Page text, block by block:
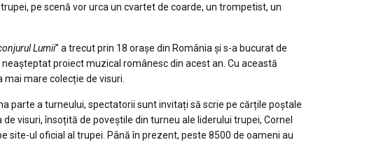
pe scenă vor urca un cvartet de coarde, un trompetist, un
Lumii” a trecut prin 18 orașe din România şi s-a bucurat de
proiect muzical românesc din acest an. Cu această
mai mare colecție de visuri.
parte a turneului, spectatorii sunt invitați să scrie pe cărțile poștale
visuri, însoțită de poveștile din turneu ale liderului trupei, Cornel
site-ul oficial al trupei. Până în prezent, peste 8500 de oameni au